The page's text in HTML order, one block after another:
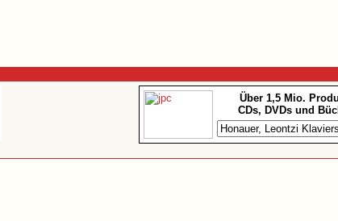
Über 1,5 Mio.
CDs, DVDs und